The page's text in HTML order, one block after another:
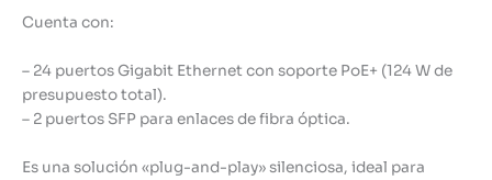
Cuenta con:
– 24 puertos Gigabit Ethernet con soporte PoE+ (124 W de
presupuesto total).
– 2 puertos SFP para enlaces de fibra óptica.
Es una solución «plug-and-play» silenciosa, ideal para